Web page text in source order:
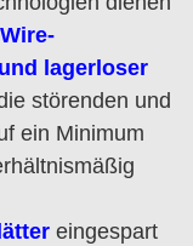
lagerloser
störenden und
ein Minimum
eingespart